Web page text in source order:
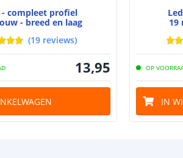
- compleet profiel
- breed en laag
(19 reviews)
13,95
19
OP
IN